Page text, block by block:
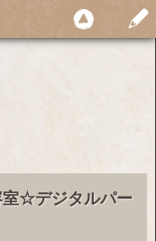
☆デジタルパー